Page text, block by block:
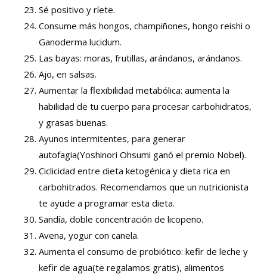
Sé positivo y ríete.
Consume más hongos, champiñones, hongo reishi o
Ganoderma lucidum.
Las bayas: moras, frutillas, arándanos, arándanos.
Ajo, en salsas.
Aumentar la flexibilidad metabólica: aumenta la
habilidad de tu cuerpo para procesar carbohidratos,
y grasas buenas.
Ayunos intermitentes, para generar
autofagia(Yoshinori Ohsumi ganó el premio Nobel).
Ciclicidad entre dieta ketogénica y dieta rica en
carbohitrados. Recomendamos que un nutricionista
te ayude a programar esta dieta.
Sandía, doble concentración de licopeno.
Avena, yogur con canela.
Aumenta el consumo de probiótico: kefir de leche y
kefir de agua(te regalamos gratis), alimentos